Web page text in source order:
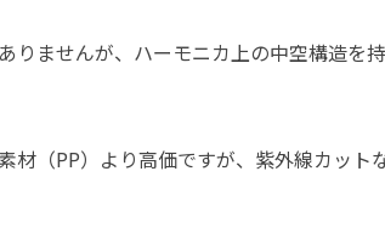
りませんが、ハーモニカ上の中空構造を
材（PP）より高価ですが、紫外線カッ